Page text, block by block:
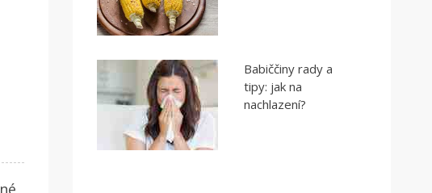
Babiččiny rady a
tipy: jak na
nachlazení?